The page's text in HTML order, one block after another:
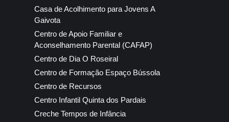
Casa de Acolhimento para Jovens A
Gaivota
Centro de Apoio Familiar e
Aconselhamento Parental (CAFAP)
Centro de Dia O Roseiral
Centro de Formação Espaço Bússola
Centro de Recursos
Centro Infantil Quinta dos Pardais
Creche Tempos de Infância